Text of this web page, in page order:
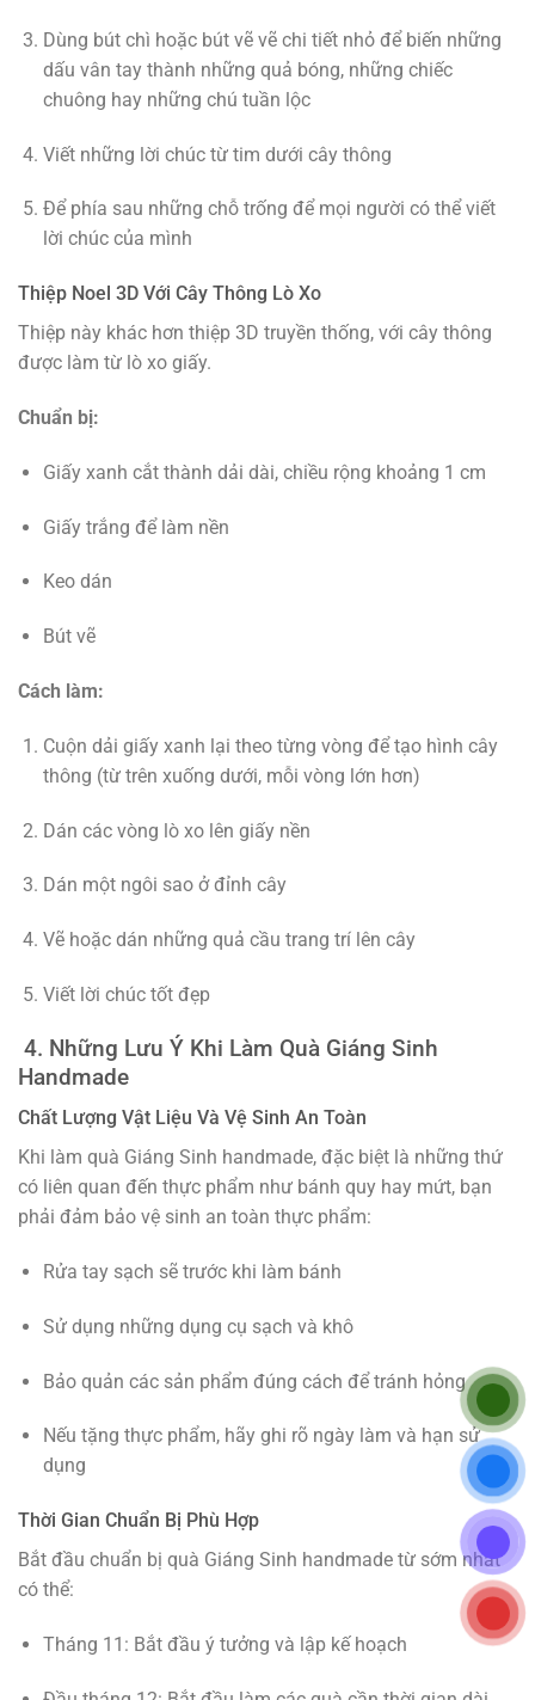
Dùng bút chì hoặc bút vẽ vẽ chi tiết nhỏ để biến những
dấu vân tay thành những quả bóng, những chiếc
chuông hay những chú tuần lộc
Viết những lời chúc từ tim dưới cây thông
Để phía sau những chỗ trống để mọi người có thể viết
lời chúc của mình
Thiệp Noel 3D Với Cây Thông Lò Xo
Thiệp này khác hơn thiệp 3D truyền thống, với cây thông
được làm từ lò xo giấy.
Chuẩn bị:
Giấy xanh cắt thành dải dài, chiều rộng khoảng 1 cm
Giấy trắng để làm nền
Keo dán
Bút vẽ
Cách làm:
Cuộn dải giấy xanh lại theo từng vòng để tạo hình cây
thông (từ trên xuống dưới, mỗi vòng lớn hơn)
Dán các vòng lò xo lên giấy nền
Dán một ngôi sao ở đỉnh cây
Vẽ hoặc dán những quả cầu trang trí lên cây
Viết lời chúc tốt đẹp
4. Những Lưu Ý Khi Làm Quà Giáng Sinh
Handmade
Chất Lượng Vật Liệu Và Vệ Sinh An Toàn
Khi làm quà Giáng Sinh handmade, đặc biệt là những thứ
có liên quan đến thực phẩm như bánh quy hay mứt, bạn
phải đảm bảo vệ sinh an toàn thực phẩm:
Rửa tay sạch sẽ trước khi làm bánh
Sử dụng những dụng cụ sạch và khô
Bảo quản các sản phẩm đúng cách để tránh hỏng
Nếu tặng thực phẩm, hãy ghi rõ ngày làm và hạn sử
dụng
Thời Gian Chuẩn Bị Phù Hợp
Bắt đầu chuẩn bị quà Giáng Sinh handmade từ sớm nhất
có thể:
Tháng 11: Bắt đầu ý tưởng và lập kế hoạch